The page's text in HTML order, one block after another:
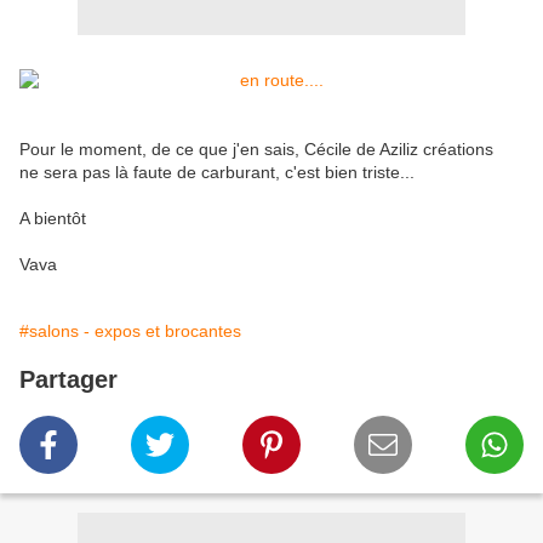
Pour le moment, de ce que j'en sais, Cécile de Aziliz créations
ne sera pas là faute de carburant, c'est bien triste...
A bientôt
Vava
#salons - expos et brocantes
Partager